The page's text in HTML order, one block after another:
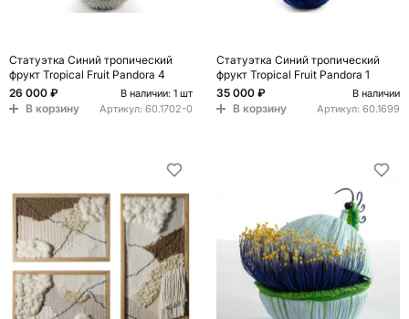
Статуэтка Синий тропический
фрукт Tropical Fruit Pandora 4
26 000 ₽
В наличии: 1 шт
В корзину Артикул: 60.1702-0
Статуэтка Синий тропический
фрукт Tropical Fruit Pandora 1
35 000 ₽
В наличии
В корзину Артикул: 60.1699